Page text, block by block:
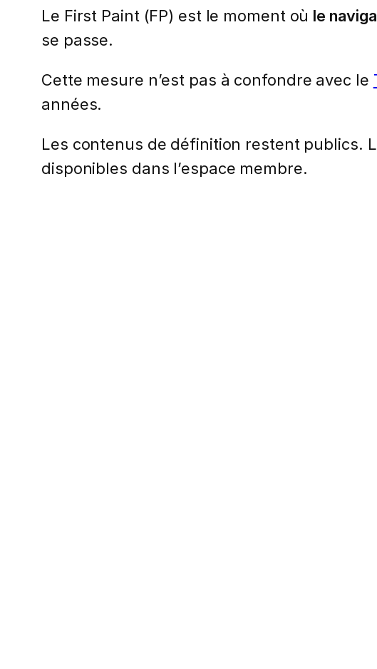
Le First Paint (FP) est le moment où le
se passe.
Cette mesure n’est pas à confondre avec le
années.
Les contenus de définition restent publics.
disponibles dans l’espace membre.